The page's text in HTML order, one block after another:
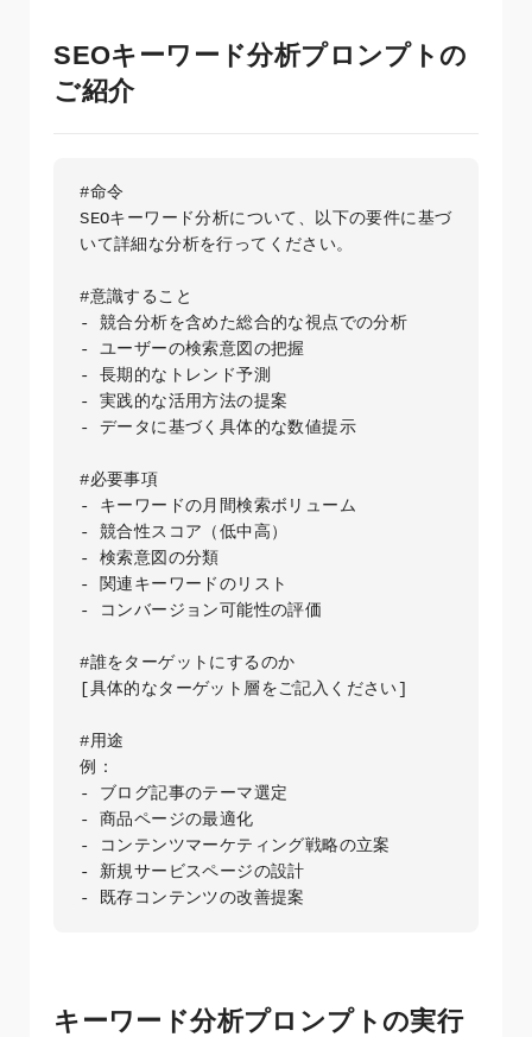
SEOキーワード分析プロンプトの
ご紹介
#命令
SEOキーワード分析について、以下の要件に基づ
いて詳細な分析を行ってください。
#意識すること
- 競合分析を含めた総合的な視点での分析
- ユーザーの検索意図の把握
- 長期的なトレンド予測
- 実践的な活用方法の提案
- データに基づく具体的な数値提示
#必要事項
- キーワードの月間検索ボリューム
- 競合性スコア（低中高）
- 検索意図の分類
- 関連キーワードのリスト
- コンバージョン可能性の評価
#誰をターゲットにするのか
[具体的なターゲット層をご記入ください]
#用途
例：
- ブログ記事のテーマ選定
- 商品ページの最適化
- コンテンツマーケティング戦略の立案
- 新規サービスページの設計
- 既存コンテンツの改善提案
キーワード分析プロンプトの実行